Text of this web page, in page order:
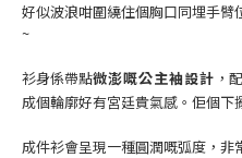
好似波浪咁圍繞住個胸口同埋手
~
衫身係帶點微澎嘅公主袖設計 ，
成個輪廓好有宮廷貴氣感。佢個下
成件衫會呈現一種圓潤嘅弧度，非